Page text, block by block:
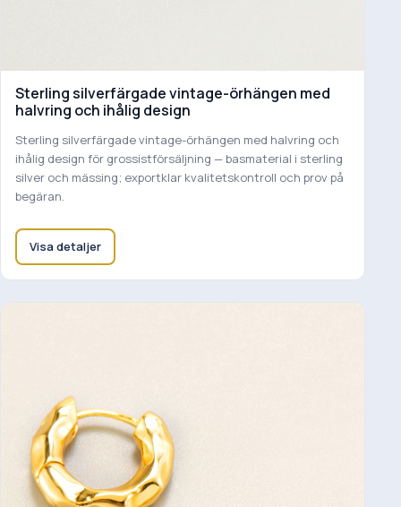
Sterling silverfärgade vintage-örhängen med
halvring och ihålig design
Sterling silverfärgade vintage-örhängen med halvring och
ihålig design för grossistförsäljning — basmaterial i sterling
silver och mässing; exportklar kvalitetskontroll och prov på
begäran.
Visa detaljer